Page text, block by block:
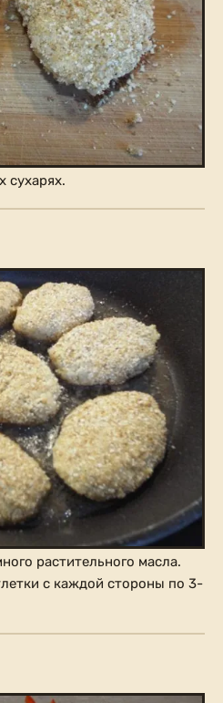
сухарях.
растительного масла.
с каждой стороны по 3-